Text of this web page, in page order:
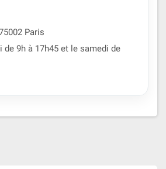
Paris
de 9h à 17h45 et le samedi de